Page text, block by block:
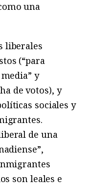
una
liberales
(“para
y
de votos), y
sociales y
de una
son leales e